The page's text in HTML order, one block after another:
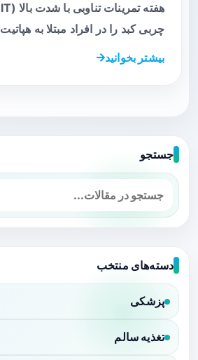
چربی کبد را در افراد مبتلا به هپاتیت B مزمن…
بیشتر بخوانید
جستجو
دسته‌های منتخب
پزشکی
تغذیه سالم